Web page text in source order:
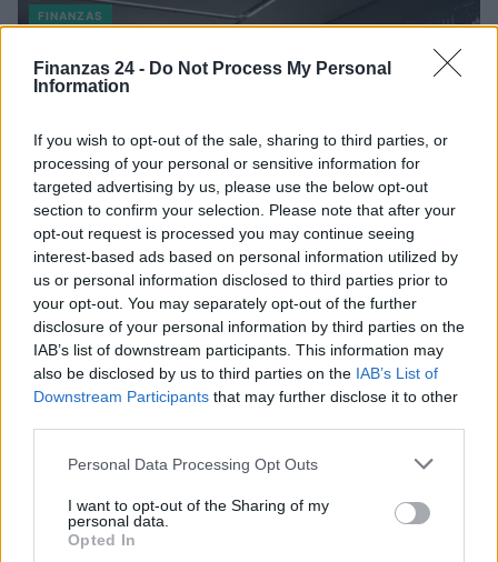
Finanzas 24 - Do Not Process My Personal
Information
If you wish to opt-out of the sale, sharing to third parties, or
processing of your personal or sensitive information for
targeted advertising by us, please use the below opt-out
section to confirm your selection. Please note that after your
opt-out request is processed you may continue seeing
interest-based ads based on personal information utilized by
us or personal information disclosed to third parties prior to
your opt-out. You may separately opt-out of the further
disclosure of your personal information by third parties on the
IAB’s list of downstream participants. This information may
also be disclosed by us to third parties on the IAB’s List of
Downstream Participants that may further disclose it to other
Please note that this website/app uses one or more Google
not limited to your visit or usage behaviour. You may click to
grant or deny consent to Google and its third-party tags to
use your data for below specified purposes in below Google
Personal Data Processing Opt Outs
I want to opt-out of the Sharing of my
personal data.
Opted In
FINANZAS
Cómo la inteligencia artificial transforma la gestión financiera
personal
Marta Ruiz · 7 Ago 2026